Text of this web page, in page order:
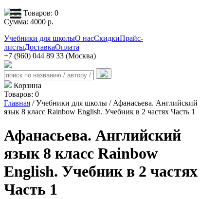
Товаров: 0
Сумма: 4000 р.
Учебники для школыО насСкидкиПрайс-
листыДоставкаОплата
+7 (960) 044 89 33 (Москва)
Корзина
Товаров: 0
Главная / Учебники для школы / Афанасьева. Английский
язык 8 класс Rainbow English. Учебник в 2 частях Часть 1
Афанасьева. Английский
язык 8 класс Rainbow
English. Учебник в 2 частях
Часть 1